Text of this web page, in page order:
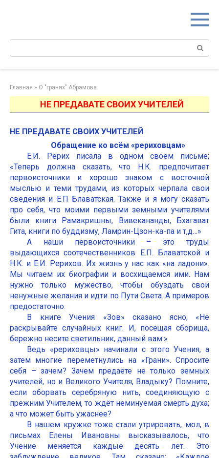
Поиск:
Главная » О "гранях" Абрамова
НЕ ПРЕДАВАТЕ СВОИХ УЧИТЕЛЕЙ
НЕ ПРЕДАВАТЕ СВОИХ УЧИТЕЛЕЙ
Обращение ко всём «рериховцам»
Е.И. Рерих писала в одном своем письме;
«Теперь должна сказать, что Н.К. предпочитает
первоисточники и хорошо знаком с восточной
мыслью и теми трудами, из которых черпала свои
сведения и Е.П Блаватская. Также и я могу сказать
про себя, что моими первыми земными учителями
были книги Рамакришны, Вивекананды, Бхагават
Гита, книги по буддизму, Ламрин-Цзон-ка-па и т,д…»
А наши первоисточники – это труды
выдающихся соотечественников Е.П. Блаватской и
Н.К. и Е.И. Рерихов. Их жизнь у нас как «на ладони».
Мы читаем их биографии и восхищаемся ими. Нам
нужно только мужество, чтобы обуздать свои
ненужные желания и идти по Пути Света. А примеров
предостаточно.
В книге Учения «Зов» сказано ясно; «Не
раскрывайте случайных книг. И, посещая сборища,
бережно несите светильник, данный вам.»
Ведь «рериховцы» начинали с этого Учения, а
затем многие переметнулись на «Грани». Спросите
себя – зачем? Зачем предаёте не только земных
учителей, но и Великого Учителя, Владыку? Помните,
если оборвать серебряную нить, соединяющую с
прежним Учителем, то ждёт неминуемая смерть духа;
а что может быть ужаснее?
В нашем кружке тоже стали утрировать, мол, в
письмах Елены Ивановны высказывалось, что
Учение меняется каждые десять лет. Это